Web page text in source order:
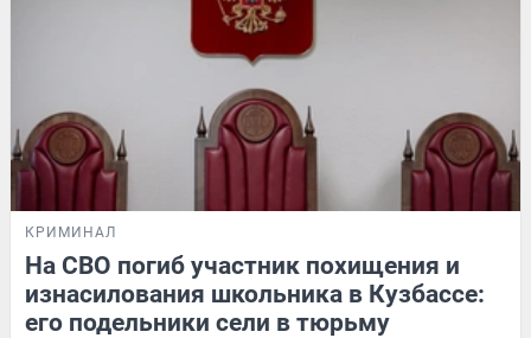
КРИМИНАЛ
На СВО погиб участник похищения и
изнасилования школьника в Кузбассе:
его подельники сели в тюрьму